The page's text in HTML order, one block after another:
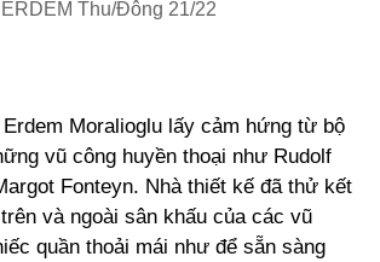
ERDEM Thu/Đông 21/22
Moralioglu lấy cảm hứng từ bộ
vũ công huyền thoại như Rudolf
Fonteyn. Nhà thiết kế đã thử kết
và ngoài sân khấu của các vũ
quần thoải mái như để sẵn sàng